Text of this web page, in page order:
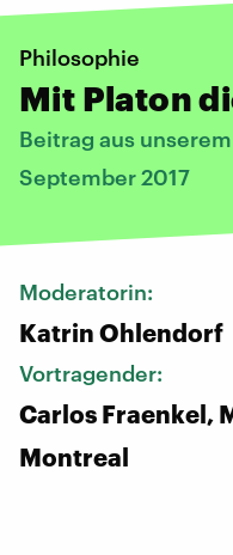
Philosophie
Mit Platon
Beitrag aus
September 2017
Moderatorin:
Katrin Ohlendorf
Vortragender:
Carlos Fraenkel,
Montreal